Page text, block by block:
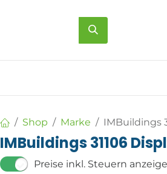
Shop Marke IMBuildings
IMBuildings 31106
Preise inkl. Steuern